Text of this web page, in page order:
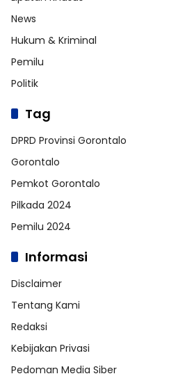
News
Hukum & Kriminal
Pemilu
Politik
Tag
DPRD Provinsi Gorontalo
Gorontalo
Pemkot Gorontalo
Pilkada 2024
Pemilu 2024
Informasi
Disclaimer
Tentang Kami
Redaksi
Kebijakan Privasi
Pedoman Media Siber